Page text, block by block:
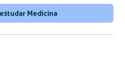
Medicina